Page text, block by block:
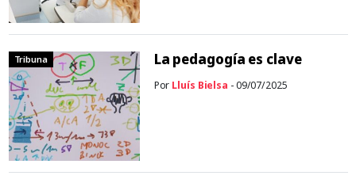
Tribuna La pedagogía es clave
Por Lluís Bielsa - 09/07/2025